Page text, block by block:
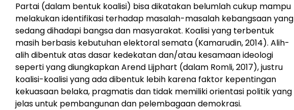
Partai (dalam bentuk koalisi) bisa dikatakan belumlah cukup mampu
melakukan identifikasi terhadap masalah-masalah kebangsaan yang
sedang dihadapi bangsa dan masyarakat. Koalisi yang terbentuk
masih berbasis kebutuhan elektoral semata (Kamarudin, 2014). Alih-
alih dibentuk atas dasar kedekatan dan/atau kesamaan ideologi
seperti yang diungkapkan Arend Lijphart (dalam Romli, 2017), justru
koalisi-koalisi yang ada dibentuk lebih karena faktor kepentingan
kekuasaan belaka, pragmatis dan tidak memiliki orientasi politik yang
jelas untuk pembangunan dan pelembagaan demokrasi.